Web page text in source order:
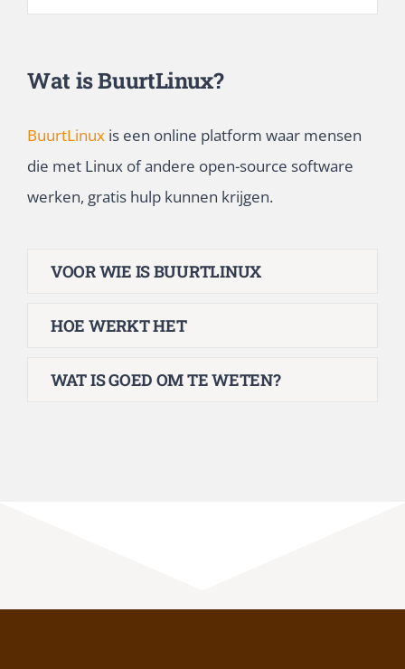
Wat is BuurtLinux?
BuurtLinuxis een online platform waar mensen
die met Linux of andere open-source software
werken, gratis hulp kunnen krijgen.
VOOR WIE IS BUURTLINUX
HOE WERKT HET
WAT IS GOED OM TE WETEN?